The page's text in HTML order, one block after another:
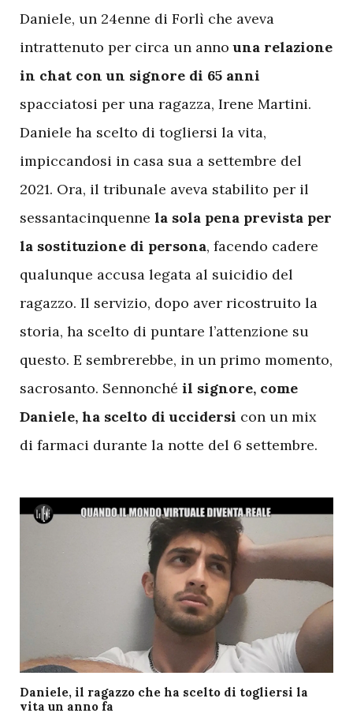
Daniele, un 24enne di Forlì che aveva
intrattenuto per circa un announa relazione
in chat con un signore di 65 anni
spacciatosi per una ragazza, Irene Martini.
Daniele ha scelto di togliersi la vita,
impiccandosi in casa sua a settembre del
2021. Ora, il tribunale aveva stabilito per il
sessantacinquenne la sola pena prevista per
la sostituzione di persona, facendo cadere
qualunque accusa legata al suicidio del
ragazzo. Il servizio, dopo aver ricostruito la
storia, ha scelto di puntare l’attenzione su
questo. E sembrerebbe, in un primo momento,
sacrosanto. Sennonché il signore, come
Daniele, ha scelto di uccidersi con un mix
di farmaci durante la notte del 6 settembre.
Daniele, il ragazzo che ha scelto di togliersi la
vita un anno fa